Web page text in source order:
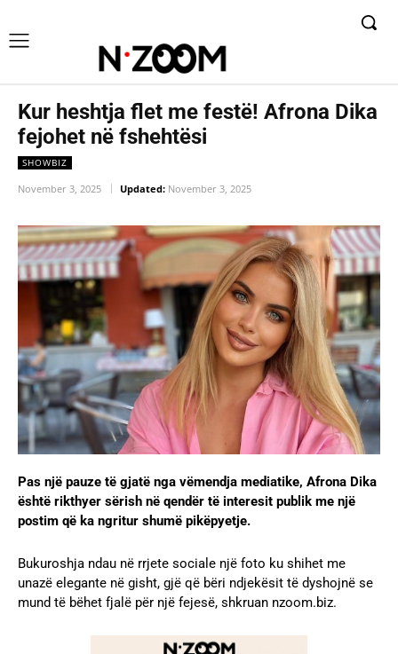
Kur heshtja flet me festë! Afrona Dika
fejohet në fshehtësi
SHOWBIZ
November 3, 2025 Updated: November 3, 2025
Pas një pauze të gjatë nga vëmendja mediatike, Afrona Dika
është rikthyer sërish në qendër të interesit publik me një
postim që ka ngritur shumë pikëpyetje.
Bukuroshja ndau në rrjete sociale një foto ku shihet me
unazë elegante në gisht, gjë që bëri ndjekësit të dyshojnë se
mund të bëhet fjalë për një fejesë, shkruan nzoom.biz.